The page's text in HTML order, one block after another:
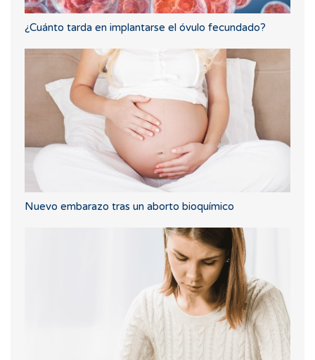
¿Cuánto tarda en implantarse el óvulo fecundado?
Nuevo embarazo tras un aborto bioquímico